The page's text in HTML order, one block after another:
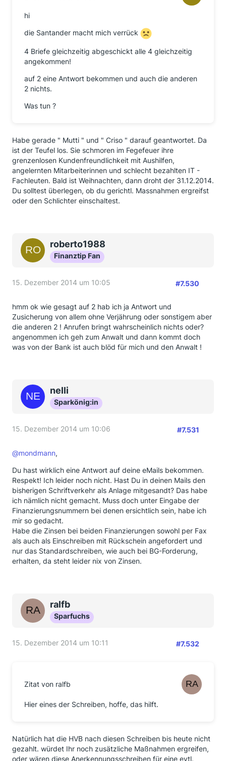
hi
die Santander macht mich verrück
4 Briefe gleichzeitig abgeschickt alle 4 gleichzeitig
angekommen!
auf 2 eine Antwort bekommen und auch die anderen
2 nichts.
Was tun ?
Habe gerade " Mutti " und " Criso " darauf geantwortet. Da
ist der Teufel los. Sie schmoren im Fegefeuer ihre
grenzenlosen Kundenfreundlichkeit mit Aushilfen,
angelernten Mitarbeiterinnen und schlecht bezahlten IT -
Fachleuten. Bald ist Weihnachten, dann droht der 31.12.2014.
Du solltest überlegen, ob du gerichtl. Massnahmen ergreifst
oder den Schlichter einschaltest.
roberto1988
Finanztip Fan
15. Dezember 2014 um 10:05 #7.530
hmm ok wie gesagt auf 2 hab ich ja Antwort und
Zusicherung von allem ohne Verjährung oder sonstigem aber
die anderen 2 ! Anrufen bringt wahrscheinlich nichts oder?
angenommen ich geh zum Anwalt und dann kommt doch
was von der Bank ist auch blöd für mich und den Anwalt !
nelli
Sparkönig:in
15. Dezember 2014 um 10:06 #7.531
@mondmann,
Du hast wirklich eine Antwort auf deine eMails bekommen.
Respekt! Ich leider noch nicht. Hast Du in deinen Mails den
bisherigen Schriftverkehr als Anlage mitgesandt? Das habe
ich nämlich nicht gemacht. Muss doch unter Eingabe der
Finanzierungsnummern bei denen ersichtlich sein, habe ich
mir so gedacht.
Habe die Zinsen bei beiden Finanzierungen sowohl per Fax
als auch als Einschreiben mit Rückschein angefordert und
nur das Standardschreiben, wie auch bei BG-Forderung,
erhalten, da steht leider nix von Zinsen.
ralfb
Sparfuchs
15. Dezember 2014 um 10:11 #7.532
Zitat von ralfb
Hier eines der Schreiben, hoffe, das hilft.
Natürlich hat die HVB nach diesen Schreiben bis heute nicht
gezahlt. würdet Ihr noch zusätzliche Maßnahmen ergreifen,
oder wären diese Anerkennungsschreiben für eine evtl.